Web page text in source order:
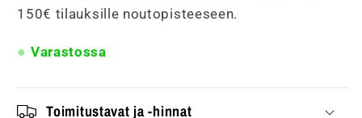
150€ tilauksille noutopisteeseen.
Varastossa
Toimitustavat ja -hinnat